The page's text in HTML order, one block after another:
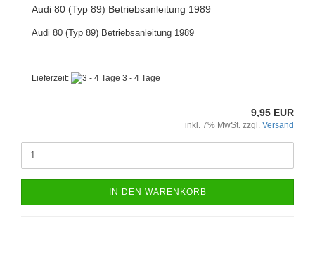
Audi 80 (Typ 89) Betriebsanleitung 1989
Audi 80 (Typ 89) Betriebsanleitung 1989
Lieferzeit: 3 - 4 Tage
9,95 EUR
inkl. 7% MwSt. zzgl. Versand
IN DEN WARENKORB